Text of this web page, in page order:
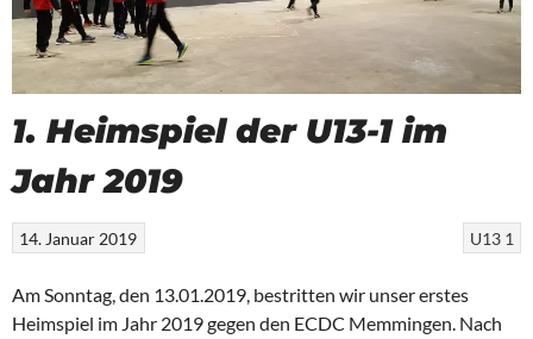
1. Heimspiel der U13-1 im
Jahr 2019
U13 1
14. Januar 2019
Am Sonntag, den 13.01.2019, bestritten wir unser erstes
Heimspiel im Jahr 2019 gegen den ECDC Memmingen. Nach